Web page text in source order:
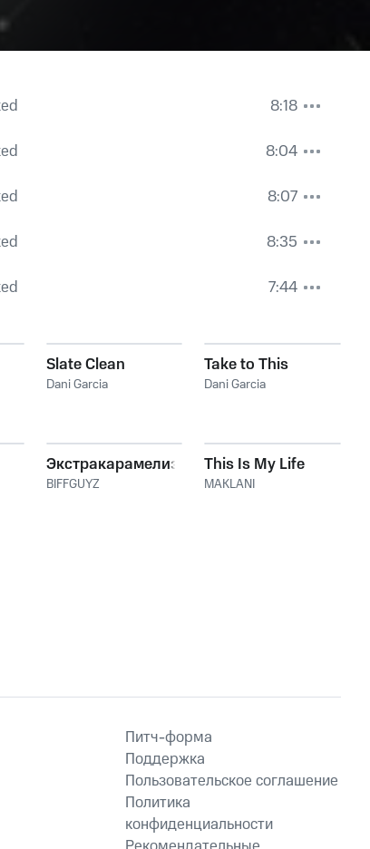
8:18
8:04
8:07
8:35
7:44
Slate Clean
Dani Garcia
Take to This
Dani Garcia
Экстракарамелизирован
BIFFGUYZ
This Is My Life
MAKLANI
Питч-форма
Поддержка
Пользовательское соглашение
Политика
конфиденциальности